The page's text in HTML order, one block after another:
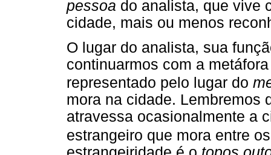
pessoa do analista, que vive
cidade, mais ou menos
O lugar do analista, sua
continuarmos com a
representado pelo lugar do
mora na cidade. Lembremos
atravessa ocasionalmente a
estrangeiro que mora entre